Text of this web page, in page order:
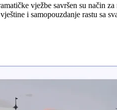
vježbe savršen su način
i samopouzdanje rastu sa